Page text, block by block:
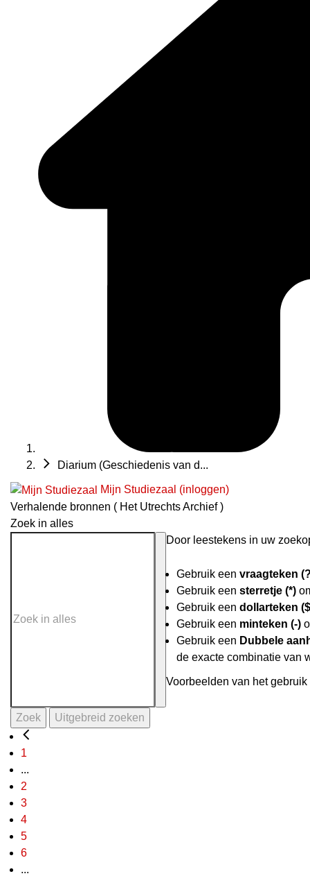
Diarium (Geschiedenis van d...
Mijn Studiezaal (inloggen)
Verhalende bronnen ( Het Utrechts Archief )
Zoek in alles
Door leestekens in uw
Gebruik een vraagteken
Gebruik een sterretje (*)
Gebruik een dollarteken
Gebruik een minteken (-)
Gebruik een Dubbele
de exacte combinatie van
Voorbeelden van het
Zoek Uitgebreid zoeken
1
...
2
3
4
5
6
...